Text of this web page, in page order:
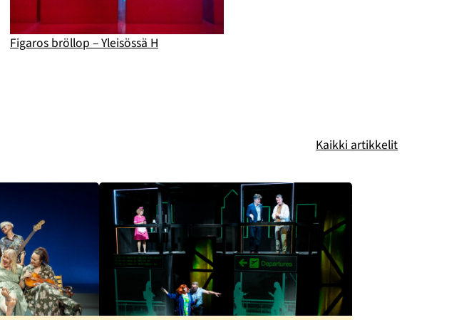
Figaros bröllop – Yleisössä H
Kaikki artikkelit